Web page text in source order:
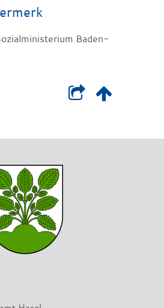
Baden-